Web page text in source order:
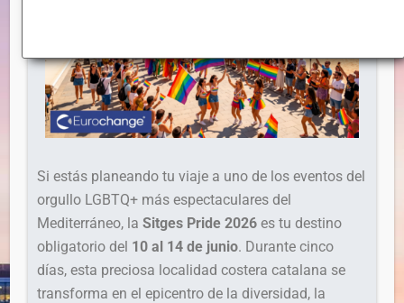
Si estás planeando tu viaje a uno de los eventos del
orgullo LGBTQ+ más espectaculares del
Mediterráneo, laSitges Pride 2026 es tu destino
obligatorio del 10 al 14 de junio. Durante cinco
días, esta preciosa localidad costera catalana se
transforma en el epicentro de la diversidad, la